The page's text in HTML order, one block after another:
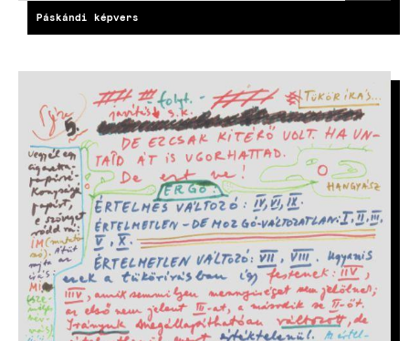
Páskándi képvers